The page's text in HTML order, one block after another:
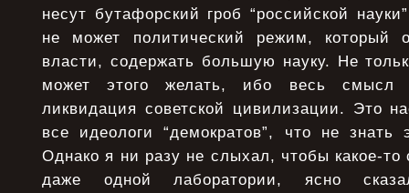
несут бутафорский гроб “российской
не может политический режим, который
власти, содержать большую науку. Не
может этого желать, ибо весь смысл
ликвидация советской цивилизации. Это
все идеологи “демократов”, что не знать
Однако я ни разу не слыхал, чтобы какое-то
даже одной лаборатории, ясно